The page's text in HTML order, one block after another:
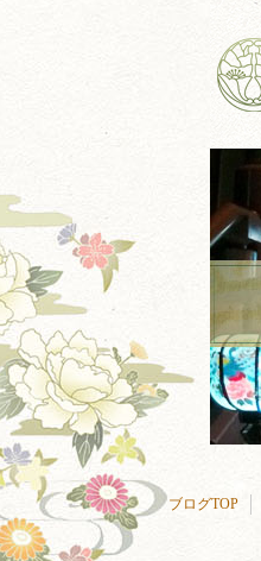
ブログTOP